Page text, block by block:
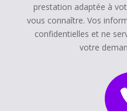
prestation adaptée à
vous connaître. Vos
confidentielles et ne
votre